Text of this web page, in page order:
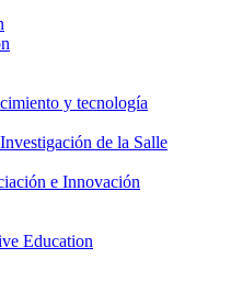
y tecnología
de la Salle
e Innovación
Education